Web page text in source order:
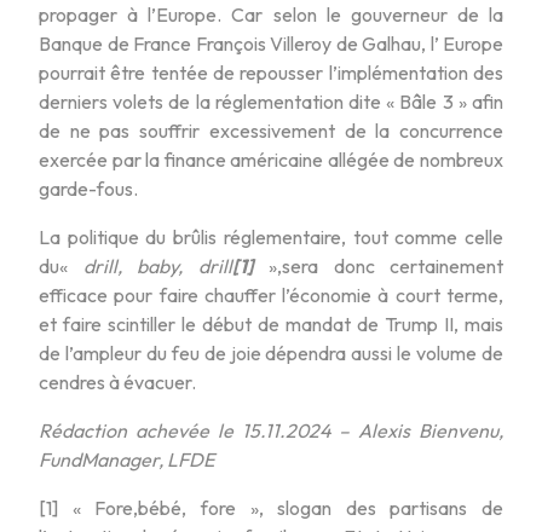
propager à l’Europe. Car selon le gouverneur de la
Banque de France François Villeroy de Galhau, l’ Europe
pourrait être tentée de repousser l’implémentation des
derniers volets de la réglementation dite « Bâle 3 » afin
de ne pas souffrir excessivement de la concurrence
exercée par la finance américaine allégée de nombreux
garde-fous.
La politique du brûlis réglementaire, tout comme celle
du« drill, baby, drill[1]»,sera donc certainement
efficace pour faire chauffer l’économie à court terme,
et faire scintiller le début de mandat de Trump II, mais
de l’ampleur du feu de joie dépendra aussi le volume de
cendres à évacuer.
Rédaction achevée le 15.11.2024 – Alexis Bienvenu,
FundManager, LFDE
[1] « Fore,bébé, fore », slogan des partisans de